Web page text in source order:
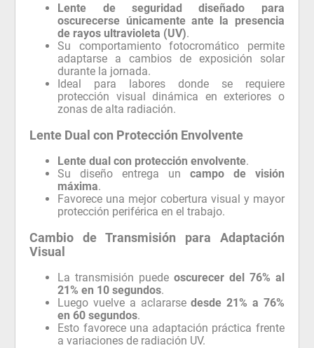
Lente de seguridad diseñado para
oscurecerse únicamente ante la presencia
de rayos ultravioleta (UV).
Su comportamiento fotocromático permite
adaptarse a cambios de exposición solar
durante la jornada.
Ideal para labores donde se requiere
protección visual dinámica en exteriores o
zonas de alta radiación.
Lente Dual con Protección Envolvente
Lente dual con protección envolvente.
Su diseño entrega un campo de visión
máxima.
Favorece una mejor cobertura visual y mayor
protección periférica en el trabajo.
Cambio de Transmisión para Adaptación
Visual
La transmisión puede oscurecer del 76% al
21% en 10 segundos.
Luego vuelve a aclararsedesde 21% a 76%
en 60 segundos.
Esto favorece una adaptación práctica frente
a variaciones de radiación UV.